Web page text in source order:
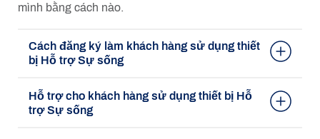
mình bằng cách nào.
Cách đăng ký làm khách hàng sử dụng thiết
bị Hỗ trợ Sự sống
Hỗ trợ cho khách hàng sử dụng thiết bị Hỗ
trợ Sự sống